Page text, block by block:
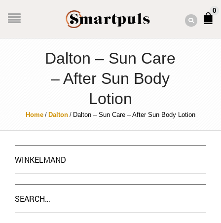
0
Dalton – Sun Care
– After Sun Body
Lotion
Home / Dalton / Dalton – Sun Care – After Sun Body Lotion
WINKELMAND
SEARCH…